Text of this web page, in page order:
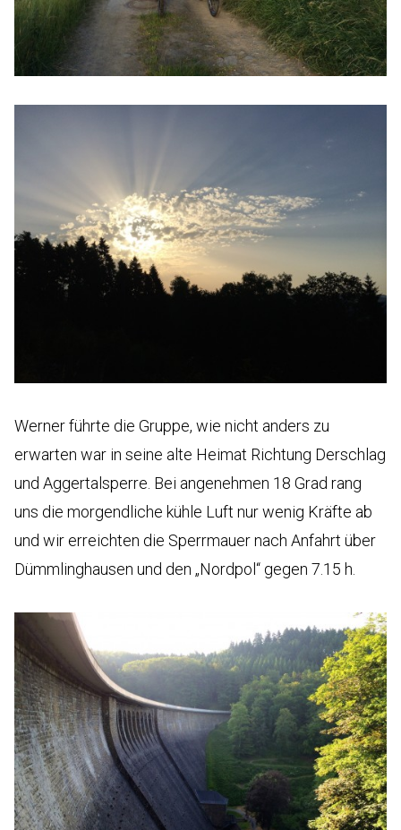
Werner führte die Gruppe, wie nicht anders zu
erwarten war in seine alte Heimat Richtung Derschlag
und Aggertalsperre. Bei angenehmen 18 Grad rang
uns die morgendliche kühle Luft nur wenig Kräfte ab
und wir erreichten die Sperrmauer nach Anfahrt über
Dümmlinghausen und den „Nordpol“ gegen 7.15 h.